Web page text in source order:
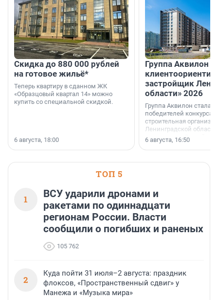
Скидка до 880 000 рублей
на готовое жильё*
Теперь квартиру в сданном ЖК
«Образцовый квартал 14» можно
купить со специальной скидкой.
6 августа, 18:00
Группа Аквилон
застройщик
области» 2026
Группа Аквилон стала
победителей конкурса
строительная
Ленинградской области
номинации «Самый
застройщик
6 августа, 16:50
ТОП 5
1
ВСУ ударили дронами и
ракетами по одиннадцати
регионам России. Власти
сообщили о погибших и раненых
105 762
2
Куда пойти 31 июля–2 августа: праздник
флоксов, «Пространственный сдвиг» у
Манежа и «Музыка мира»